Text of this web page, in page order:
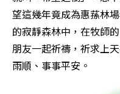
望這幾年竟成為惠蓀林
的寂靜森林中，在牧師
朋友一起祈禱，祈求上
雨順、事事平安。